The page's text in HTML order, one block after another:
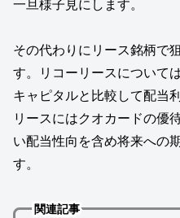
その代わりにリース銘柄で
す。リコーリースについて
キャピタルと比較して配当
リースにはクオカードの優
い配当性向を含め将来への
す。
関連記事